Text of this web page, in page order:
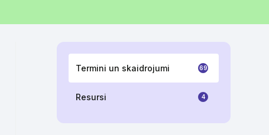
Termini un skaidrojumi 69
Resursi 4